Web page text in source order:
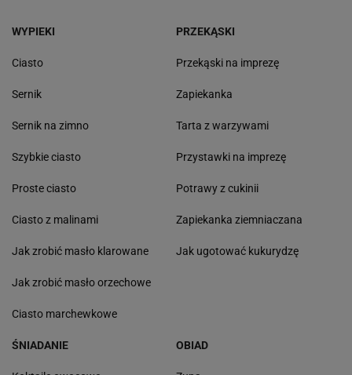
WYPIEKI
Ciasto
Sernik
Sernik na zimno
Szybkie ciasto
Proste ciasto
Ciasto z malinami
Jak zrobić masło klarowane
Jak zrobić masło orzechowe
Ciasto marchewkowe
PRZEKĄSKI
Przekąski na imprezę
Zapiekanka
Tarta z warzywami
Przystawki na imprezę
Potrawy z cukinii
Zapiekanka ziemniaczana
Jak ugotować kukurydzę
ŚNIADANIE OBIAD